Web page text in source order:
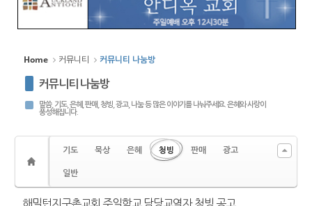
Home 커뮤니티 커뮤니티 나눔방
커뮤니티 나눔방
말씀, 기도, 은혜, 판매, 청빙, 광고, 나눔 등 많은 이야기를 나눠주세요. 은혜와 사랑이
풍성해집니다.
기도 묵상 은혜 청빙 판매
광고
일반
해밀턴지구촌교회 주일학교 담당교역자 청빙 공고